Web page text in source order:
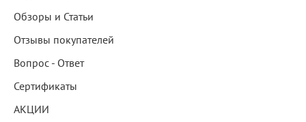
Обзоры и Статьи
Отзывы покупателей
Вопрос - Ответ
Сертификаты
АКЦИИ